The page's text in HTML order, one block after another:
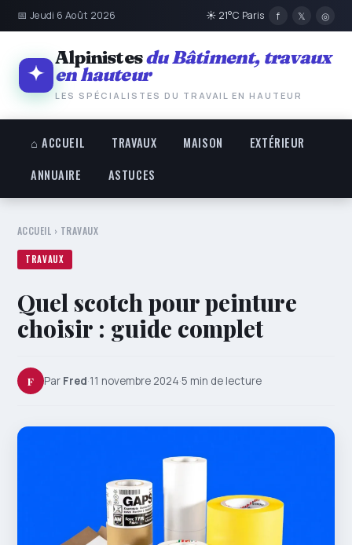
📅 Jeudi 6 Août 2026 ☀ 21°C Paris f 𝕏 ◎
Alpinistesdu Bâtiment, travaux
en hauteur
LES SPÉCIALISTES DU TRAVAIL EN HAUTEUR
⌂ ACCUEIL TRAVAUX MAISON
EXTÉRIEUR
ANNUAIRE
ASTUCES
ACCUEIL › TRAVAUX
TRAVAUX
Quel scotch pour peinture
choisir : guide complet
F Par Fred·11 novembre 2024·5 min de lecture